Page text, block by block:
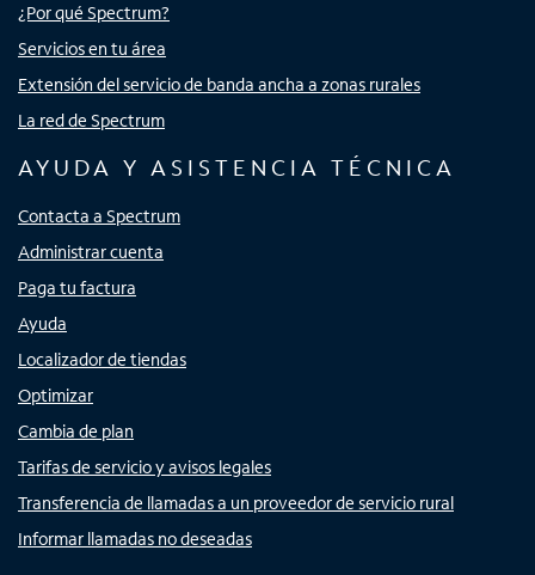
¿Por qué Spectrum?
Servicios en tu área
Extensión del servicio de banda ancha a zonas rurales
La red de Spectrum
AYUDA Y ASISTENCIA TÉCNICA
Contacta a Spectrum
Administrar cuenta
Paga tu factura
Ayuda
Localizador de tiendas
Optimizar
Cambia de plan
Tarifas de servicio y avisos legales
Transferencia de llamadas a un proveedor de servicio rural
Informar llamadas no deseadas